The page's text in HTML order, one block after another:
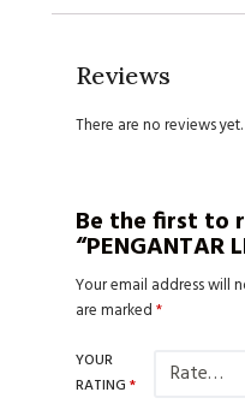
Reviews
There are no reviews yet.
Be the first to
“PENGANTAR
Your email address will
are marked*
YOUR
RATING *